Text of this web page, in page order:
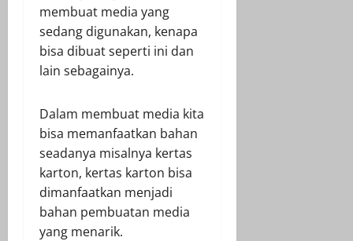
membuat media yang
sedang digunakan, kenapa
bisa dibuat seperti ini dan
lain sebagainya.
Dalam membuat media kita
bisa memanfaatkan bahan
seadanya misalnya kertas
karton, kertas karton bisa
dimanfaatkan menjadi
bahan pembuatan media
yang menarik.